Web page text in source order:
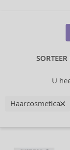
SORTEER
U
Haarcosmetica